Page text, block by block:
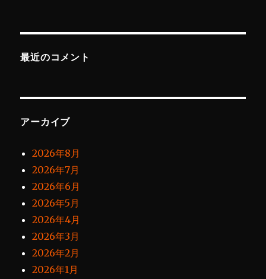
最近のコメント
アーカイブ
2026年8月
2026年7月
2026年6月
2026年5月
2026年4月
2026年3月
2026年2月
2026年1月